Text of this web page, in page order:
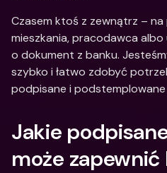
Czasem ktoś z zewnątrz – na
mieszkania, pracodawca
o dokument z banku.
szybko i łatwo zdobyć
podpisane i
Jakie
może